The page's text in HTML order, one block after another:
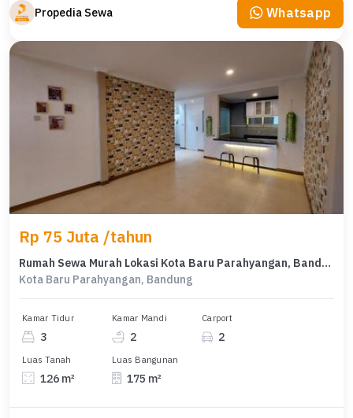
Propedia Sewa Whatsapp
Rp 75 Juta /tahun
Rumah Sewa Murah Lokasi Kota Baru Parahyangan, Bandung, LB 175m²
Kota Baru Parahyangan, Bandung
Kamar Tidur
3
Kamar Mandi
2
Carport
2
Luas Tanah
126 m²
Luas Bangunan
175 m²